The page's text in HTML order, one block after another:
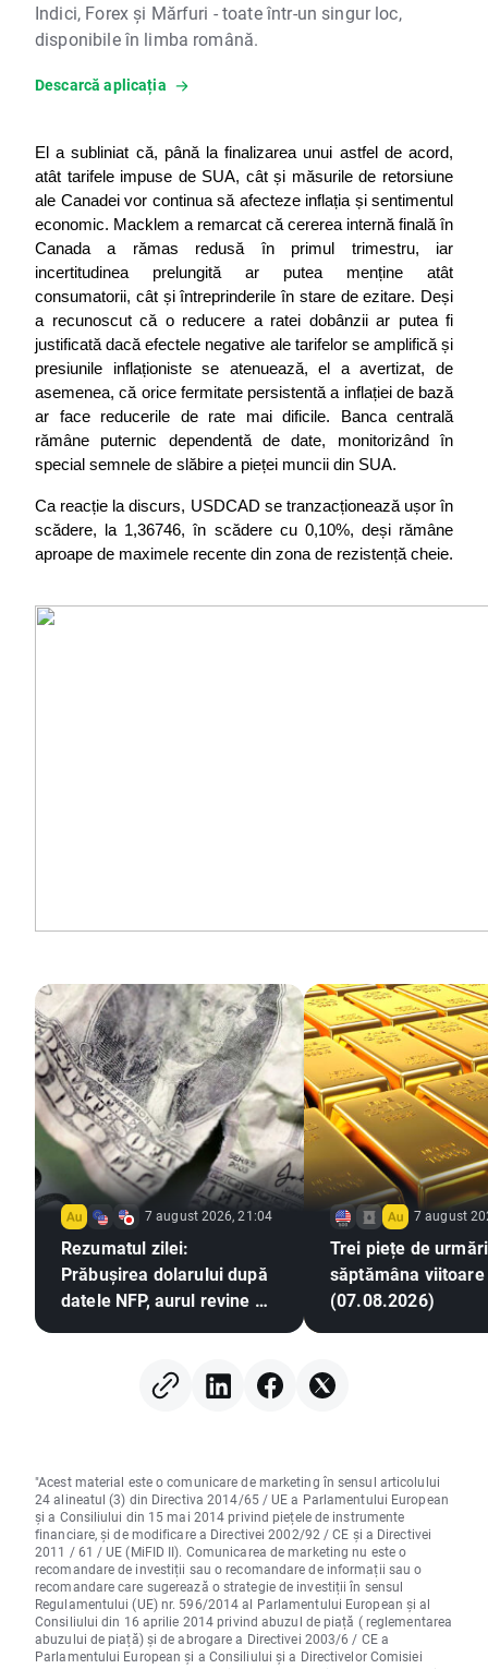
Indici, Forex și Mărfuri - toate într-un singur loc,
disponibile în limba română.
Descarcă aplicația
El a subliniat că, până la finalizarea unui astfel de acord,
atât tarifele impuse de SUA, cât și măsurile de retorsiune
ale Canadei vor continua să afecteze inflația și sentimentul
economic. Macklem a remarcat că cererea internă finală în
Canada a rămas redusă în primul trimestru, iar
incertitudinea prelungită ar putea menține atât
consumatorii, cât și întreprinderile în stare de ezitare. Deși
a recunoscut că o reducere a ratei dobânzii ar putea fi
justificată dacă efectele negative ale tarifelor se amplifică și
presiunile inflaționiste se atenuează, el a avertizat, de
asemenea, că orice fermitate persistentă a inflației de bază
ar face reducerile de rate mai dificile. Banca centrală
rămâne puternic dependentă de date, monitorizând în
special semnele de slăbire a pieței muncii din SUA.
Ca reacție la discurs, USDCAD se tranzacționează ușor în
scădere, la 1,36746, în scădere cu 0,10%, deși rămâne
aproape de maximele recente din zona de rezistență cheie.
7 august 2026, 21:04
Rezumatul zilei:
Prăbușirea dolarului după
datele NFP, aurul revine pe
7 august
Trei piețe de
săptămâna viitoare
(07.08.2026)
"Acest material este o comunicare de marketing în sensul articolului
24 alineatul (3) din Directiva 2014/65 / UE a Parlamentului European
și a Consiliului din 15 mai 2014 privind piețele de instrumente
financiare, și de modificare a Directivei 2002/92 / CE și a Directivei
2011 / 61 / UE (MiFID II). Comunicarea de marketing nu este o
recomandare de investiții sau o recomandare de informații sau o
recomandare care sugerează o strategie de investiții în sensul
Regulamentului (UE) nr. 596/2014 al Parlamentului European și al
Consiliului din 16 aprilie 2014 privind abuzul de piață ( reglementarea
abuzului de piață) și de abrogare a Directivei 2003/6 / CE a
Parlamentului European și a Consiliului și a Directivelor Comisiei